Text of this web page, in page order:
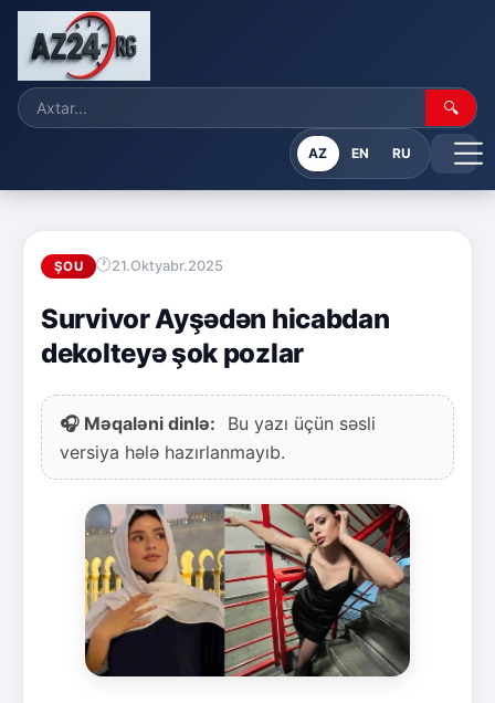
🔍
AZ EN RU
ŞOU 21.Oktyabr.2025
Survivor Ayşədən hicabdan
dekolteyə şok pozlar
🎧 Məqaləni dinlə:
Bu yazı üçün səsli
versiya hələ hazırlanmayıb.